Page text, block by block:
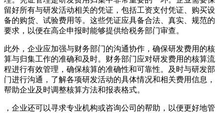
留好所有与研发活动相关的凭证，包括工资支付凭证、购买设
备的购货、试验费用等。这些凭证应具备合法、真实、规范的
要求，以便在高企申报时能够提供给税务部门审查。
此外，企业应加强与财务部门的沟通协作，确保研发费用的核
算与归集工作的准确和及时。财务部门应对研发费用的核算流
程进行有效管理，确保核算的准确性和可靠性。及时与研发部
门进行沟通，了解各项研发活动的具体情况和相关费用信息，
帮助企业及时调整核算方法和报表格式。
，企业还可以寻求专业机构或咨询公司的帮助，以便更好地管